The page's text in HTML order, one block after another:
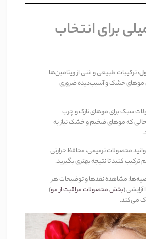
برای انتخاب
:ترکیبات طبیعی و غنی از ویتامین‌ها
موهای خشک و آسیب‌دیده ضروری
سبک برای موهای نازک و چرب
که موهای ضخیم و خشک نیاز به
.
محصولات ترمیمی، محافظ حرارتی
ترکیب کنید تا نتیجه بهتری بگیرید.
:مشاهده نقدها و توضیحات هر
(بخش محصولات مراقبت از مو)
می‌کند.